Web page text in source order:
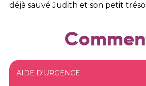
déjà sauvé Judith et son petit
AIDE D'URGENCE